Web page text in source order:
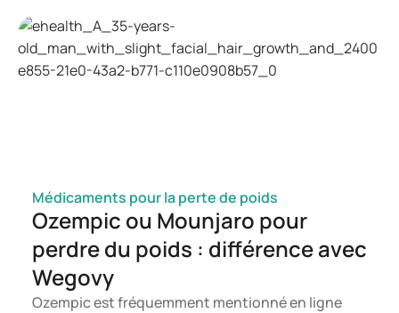
développement d'une infection à candida. Vous
saurez ainsi à quel moment il est opportun de
consulter un professionnel de la santé.
Médicaments pour la perte de poids
Ozempic ou Mounjaro pour
perdre du poids : différence avec
Wegovy
Ozempic est fréquemment mentionné en ligne